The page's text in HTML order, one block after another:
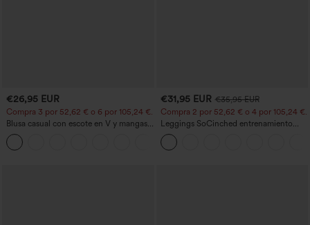
€26,95 EUR
Compra 3 por 52,62 € o 6 por 105,24 €.
Blusa casual con escote en V y mangas
cortas abullonadas
€31,95 EUR €35,95 EUR
Compra 2 por 52,62 € o 4 por 105,24 €.
Leggings SoCinched entrenamiento
moldeador abdomen bolsillo lateral tiro
alto